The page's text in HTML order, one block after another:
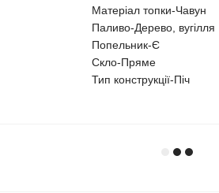
Матеріал топки-Чавун
Паливо-Дерево, вугілля
Попельник-Є
Скло-Пряме
Тип конструкції-Піч